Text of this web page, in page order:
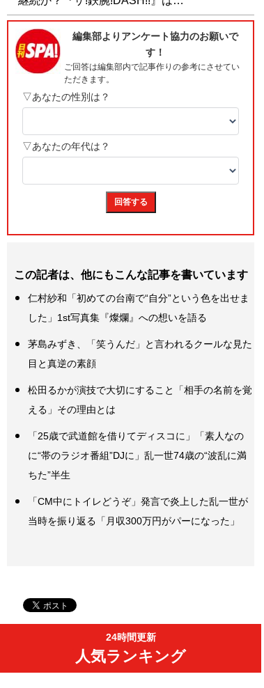
この記者は、他にもこんな記事を書いています
仁村紗和「初めての台南で“自分”という色を出せま
した」1st写真集『燦爛』への想いを語る
茅島みずき、「笑うんだ」と言われるクールな見た
目と真逆の素顔
松田るかが演技で大切にすること「相手の名前を覚
える」その理由とは
「25歳で武道館を借りてディスコに」「素人なの
に“帯のラジオ番組”DJに」乱一世74歳の“波乱に満
ちた”半生
「CM中にトイレどうぞ」発言で炎上した乱一世が
当時を振り返る「月収300万円がパーになった」
24時間更新
人気ランキング